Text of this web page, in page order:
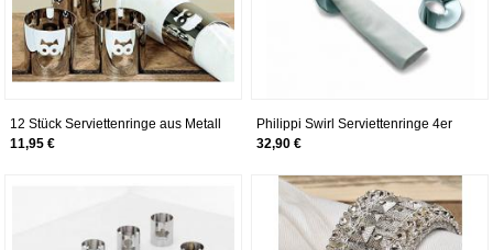
12 Stück Serviettenringe aus Metall
Motiv Eule silber Serviettenhalter
11,95 €
Philippi Swirl Serviettenringe 4er
Set
32,90 €